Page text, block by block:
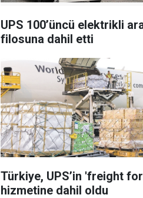
UPS 100’üncü elektrikli
filosuna dahil etti
Türkiye, UPS’in 'freight
hizmetine dahil oldu